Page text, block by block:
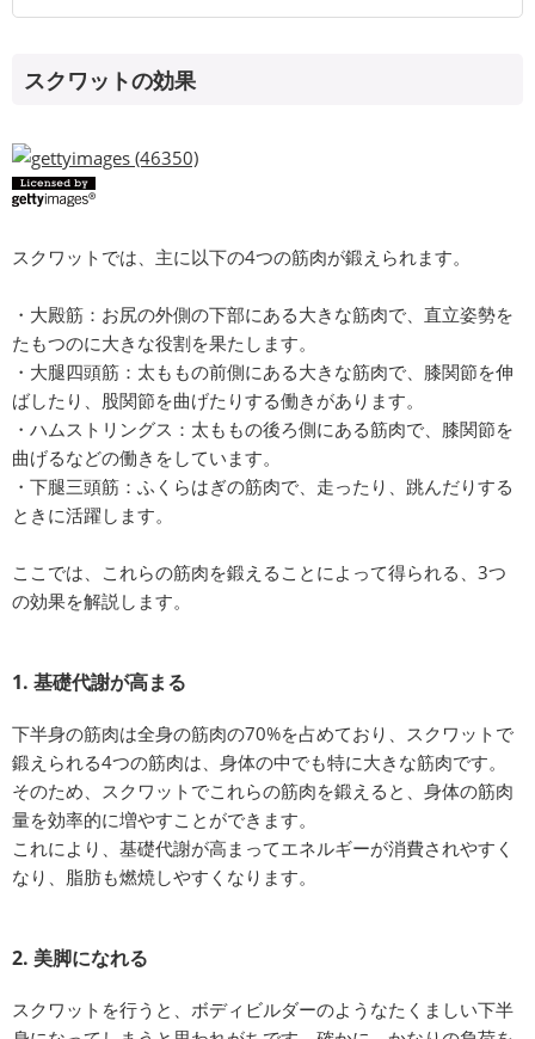
スクワットの効果
スクワットでは、主に以下の4つの筋肉が鍛えられます。
・大殿筋：お尻の外側の下部にある大きな筋肉で、直立姿勢を
たもつのに大きな役割を果たします。
・大腿四頭筋：太ももの前側にある大きな筋肉で、膝関節を伸
ばしたり、股関節を曲げたりする働きがあります。
・ハムストリングス：太ももの後ろ側にある筋肉で、膝関節を
曲げるなどの働きをしています。
・下腿三頭筋：ふくらはぎの筋肉で、走ったり、跳んだりする
ときに活躍します。
ここでは、これらの筋肉を鍛えることによって得られる、3つ
の効果を解説します。
1. 基礎代謝が高まる
下半身の筋肉は全身の筋肉の70%を占めており、スクワットで
鍛えられる4つの筋肉は、身体の中でも特に大きな筋肉です。
そのため、スクワットでこれらの筋肉を鍛えると、身体の筋肉
量を効率的に増やすことができます。
これにより、基礎代謝が高まってエネルギーが消費されやすく
なり、脂肪も燃焼しやすくなります。
2. 美脚になれる
スクワットを行うと、ボディビルダーのようなたくましい下半